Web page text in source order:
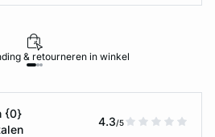
& retourneren in winkel
{0}
4.3/5